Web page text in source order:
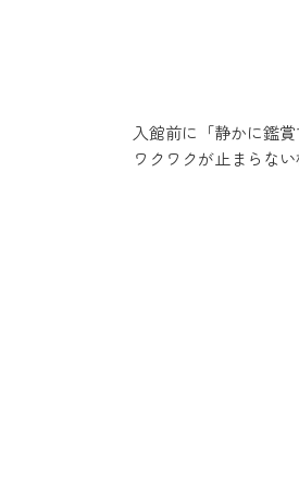
入館前に「静かに鑑
ワクワクが止まらな